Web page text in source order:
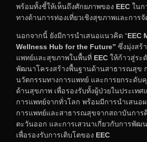
พร้อมทั้งชี้ให้เห็นถึงศักยภาพของ EEC ในก
ทางด้านการท่องเที่ยวเชิงสุขภาพและการ
นอกจากนี้ ยังมีการนำเสนอแนวคิด “EEC
Wellness Hub for the Future” ซึ่งมุ่งสร้
แพทย์และสุขภาพในพื้นที่ EEC ให้ก้าวสู่ระ
พัฒนาโครงสร้างพื้นฐานด้านสาธารณสุข ก
นวัตกรรมทางการแพทย์ และการยกระดับ
ด้านสุขภาพ เพื่อรองรับทั้งผู้ป่วยในประเทศ
การแพทย์จากทั่วโลก พร้อมมีการนำเสนอ
การแพทย์และสาธารณสุขจากสถาบันกา
ตะวันออก และการเสวนาเกี่ยวกับการพัฒ
เพื่อรองรับการเติบโตของ EEC